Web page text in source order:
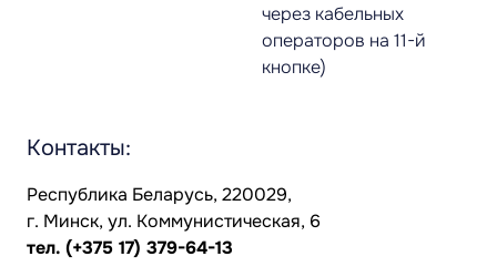
через кабельных
операторов на 11-й
кнопке)
Контакты:
Республика Беларусь, 220029,
г. Минск, ул. Коммунистическая, 6
тел. (+375 17) 379-64-13